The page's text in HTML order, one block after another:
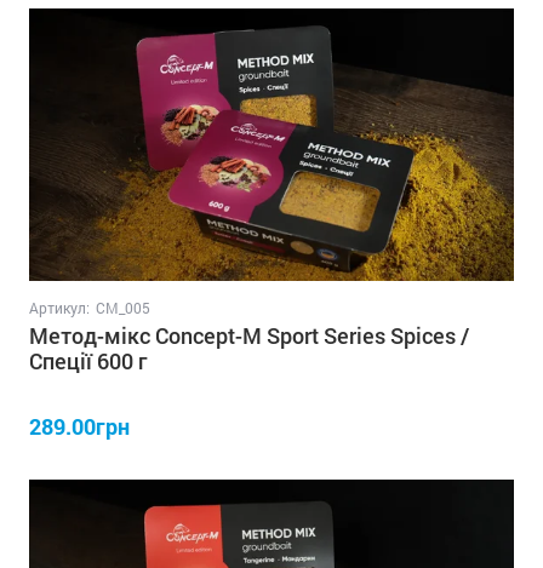
Артикул: СM_005
Метод-мікс Concept-M Sport Series Spices /
Спеції 600 г
289.00грн